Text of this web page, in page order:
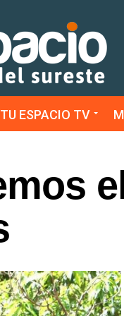
TU ESPACIO TV